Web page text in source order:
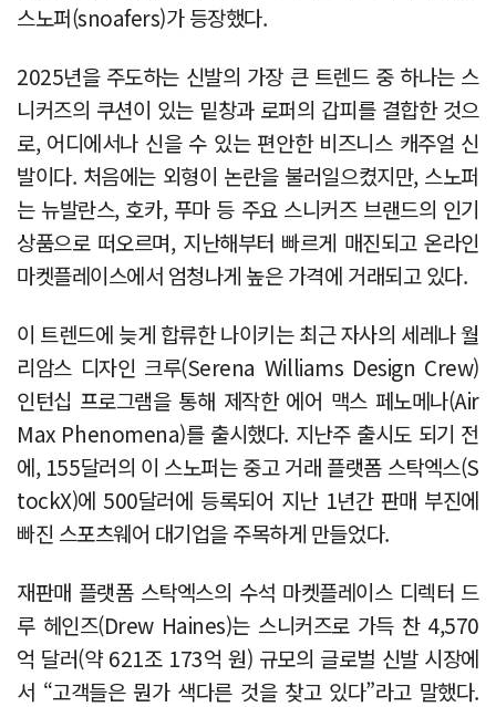
스노퍼(snoafers)가 등장했다.
2025년을 주도하는 신발의 가장 큰 트렌드 중 하나는 스
니커즈의 쿠션이 있는 밑창과 로퍼의 갑피를 결합한 것으
로, 어디에서나 신을 수 있는 편안한 비즈니스 캐주얼 신
발이다. 처음에는 외형이 논란을 불러일으켰지만, 스노퍼
는 뉴발란스, 호카, 푸마 등 주요 스니커즈 브랜드의 인기
상품으로 떠오르며, 지난해부터 빠르게 매진되고 온라인
마켓플레이스에서 엄청나게 높은 가격에 거래되고 있다.
이 트렌드에 늦게 합류한 나이키는 최근 자사의 세레나 월
리암스 디자인 크루(Serena Williams Design Crew)
인턴십 프로그램을 통해 제작한 에어 맥스 페노메나(Air
Max Phenomena)를 출시했다. 지난주 출시도 되기 전
에, 155달러의 이 스노퍼는 중고 거래 플랫폼 스탁엑스(S
tockX)에 500달러에 등록되어 지난 1년간 판매 부진에
빠진 스포츠웨어 대기업을 주목하게 만들었다.
재판매 플랫폼 스탁엑스의 수석 마켓플레이스 디렉터 드
루 헤인즈(Drew Haines)는 스니커즈로 가득 찬 4,570
억 달러(약 621조 173억 원) 규모의 글로벌 신발 시장에
서 “고객들은 뭔가 색다른 것을 찾고 있다”라고 말했다.